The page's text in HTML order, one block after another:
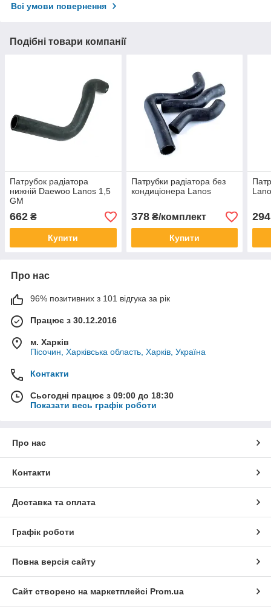
Всі умови повернення
Подібні товари компанії
Патрубок радіатора
нижній Daewoo Lanos 1,5
GM
662 ₴
Купити
Патрубки радіатора без
кондиціонера Lanos
378₴/комплект
Купити
294
Про нас
96% позитивних з 101 відгука за рік
Працює з 30.12.2016
м. Харків
Пісочин, Харківська область, Харків, Україна
Контакти
Сьогодні працює з 09:00 до 18:30
Показати весь графік роботи
Про нас
Контакти
Доставка та оплата
Графік роботи
Повна версія сайту
Сайт створено на маркетплейсі Prom.ua